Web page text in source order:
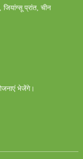
प्रांत, चीन
भेजेंगे।